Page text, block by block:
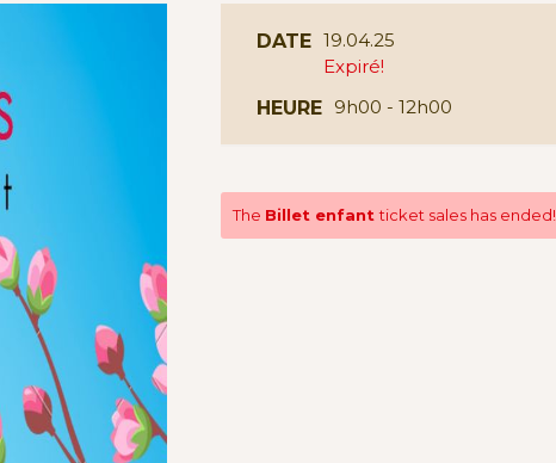
DATE 19.04.25
Expiré!
HEURE 9h00 - 12h00
The Billet enfantticket sales has ended!